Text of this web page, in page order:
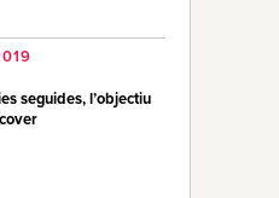
seguides, l’objectiu